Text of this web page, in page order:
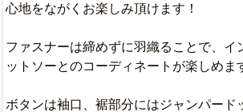
心地をながくお楽しみ頂けます！
ファスナーは締めずに羽織ることで、イ
ットソーとのコーディネートが楽しめま
ボタンは袖口、裾部分にはジャンパード